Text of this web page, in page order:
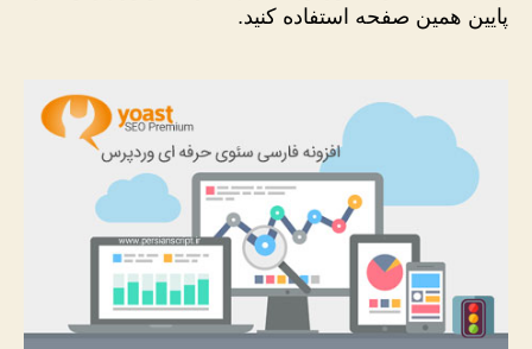
پایین همین صفحه استفاده کنید.